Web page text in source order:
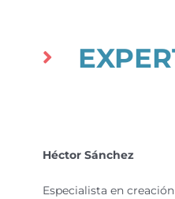
Héctor Sánchez
Especialista en